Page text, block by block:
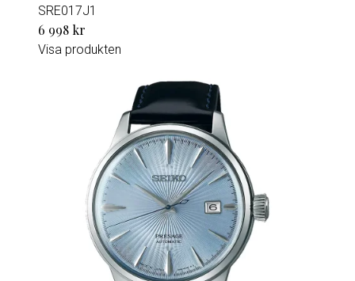
SRE017J1
6 998 kr
Visa produkten